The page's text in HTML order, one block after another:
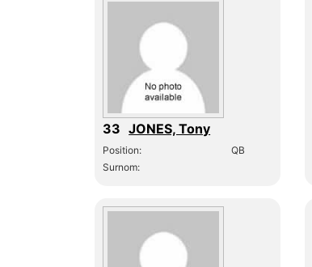
33 JONES, Tony
Position:
QB
Surnom: